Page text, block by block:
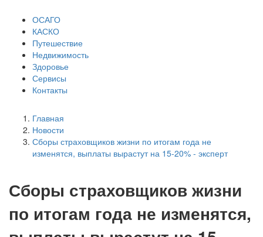
ОСАГО
КАСКО
Путешествие
Недвижимость
Здоровье
Сервисы
Контакты
Главная
Новости
Сборы страховщиков жизни по итогам года не
изменятся, выплаты вырастут на 15-20% - эксперт
Сборы страховщиков жизни
по итогам года не изменятся,